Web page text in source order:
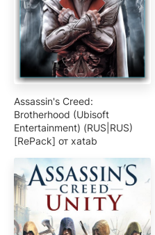
Assassin's Creed:
Brotherhood (Ubisoft
Entertainment) (RUS|RUS)
[RePack] от xatab